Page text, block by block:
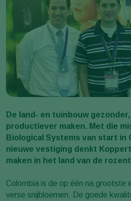
De land- en tuinbouw
productiever maken. Met die
Biological Systems van start in
nieuwe vestiging denkt
maken in het land van de
Colombia is de op één na grootste
verse snijbloemen. De goede